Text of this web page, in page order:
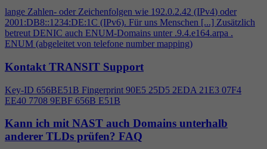
lange Zahlen- oder Zeichenfolgen wie 192.0.2.42 (IPv4) oder
2001:DB8::1234:DE:1C (IPv6). Für uns Menschen [...] Zusätzlich
betreut DENIC auch ENUM-Domains unter .9.4.e164.arpa .
ENUM (abgeleitet von telefone number mapping)
Kontakt TRANSIT Support
Key-ID 656BE51B Fingerprint 90E5 25D5 2EDA 21E3 07F4
EE40 7708 9EBF 656B E51B
Kann ich mit NAST auch Domains unterhalb
anderer TLDs prüfen? FAQ